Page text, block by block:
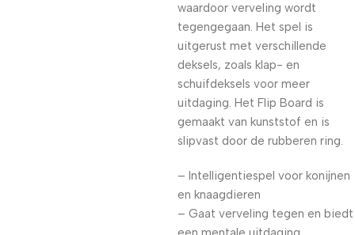
waardoor verveling wordt
tegengegaan. Het spel is
uitgerust met verschillende
deksels, zoals klap- en
schuifdeksels voor meer
uitdaging. Het Flip Board is
gemaakt van kunststof en is
slipvast door de rubberen ring.
– Intelligentiespel voor konijnen
en knaagdieren
– Gaat verveling tegen en biedt